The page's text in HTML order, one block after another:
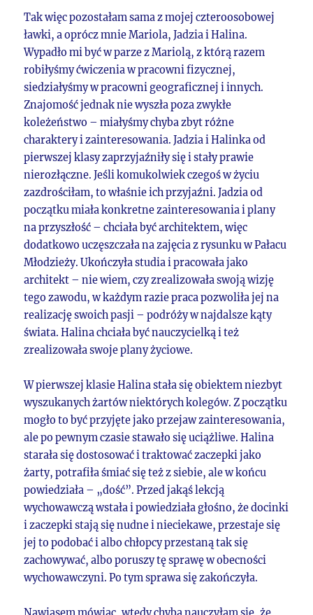
Tak więc pozostałam sama z mojej czteroosobowej
ławki, a oprócz mnie Mariola, Jadzia i Halina.
Wypadło mi być w parze z Mariolą, z którą razem
robiłyśmy ćwiczenia w pracowni fizycznej,
siedziałyśmy w pracowni geograficznej i innych.
Znajomość jednak nie wyszła poza zwykłe
koleżeństwo – miałyśmy chyba zbyt różne
charaktery i zainteresowania. Jadzia i Halinka od
pierwszej klasy zaprzyjaźniły się i stały prawie
nierozłączne. Jeśli komukolwiek czegoś w życiu
zazdrościłam, to właśnie ich przyjaźni. Jadzia od
początku miała konkretne zainteresowania i plany
na przyszłość – chciała być architektem, więc
dodatkowo uczęszczała na zajęcia z rysunku w Pałacu
Młodzieży. Ukończyła studia i pracowała jako
architekt – nie wiem, czy zrealizowała swoją wizję
tego zawodu, w każdym razie praca pozwoliła jej na
realizację swoich pasji – podróży w najdalsze kąty
świata. Halina chciała być nauczycielką i też
zrealizowała swoje plany życiowe.
W pierwszej klasie Halina stała się obiektem niezbyt
wyszukanych żartów niektórych kolegów. Z początku
mogło to być przyjęte jako przejaw zainteresowania,
ale po pewnym czasie stawało się uciążliwe. Halina
starała się dostosować i traktować zaczepki jako
żarty, potrafiła śmiać się też z siebie, ale w końcu
powiedziała – „dość”. Przed jakąś lekcją
wychowawczą wstała i powiedziała głośno, że docinki
i zaczepki stają się nudne i nieciekawe, przestaje się
jej to podobać i albo chłopcy przestaną tak się
zachowywać, albo poruszy tę sprawę w obecności
wychowawczyni. Po tym sprawa się zakończyła.